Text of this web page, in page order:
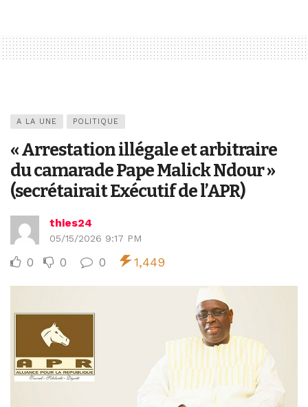
A LA UNE POLITIQUE
« Arrestation illégale et arbitraire
du camarade Pape Malick Ndour »
(secrétairait Exécutif de l’APR)
thies24
05/15/2026 9:17 PM
0 0 0 1,449